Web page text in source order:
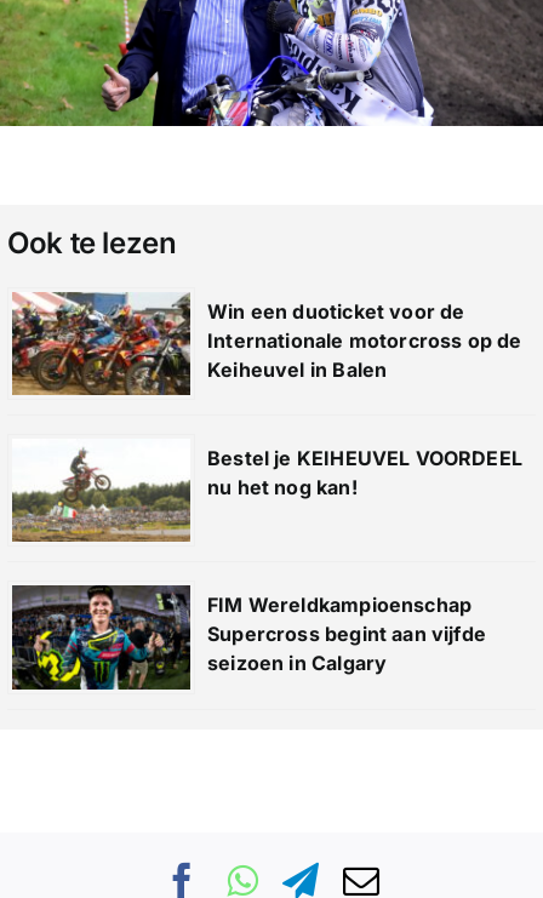
Ook te lezen
Win een duoticket voor de
Internationale motorcross op de
Keiheuvel in Balen
Bestel je KEIHEUVEL VOORDEEL
nu het nog kan!
FIM Wereldkampioenschap
Supercross begint aan vijfde
seizoen in Calgary